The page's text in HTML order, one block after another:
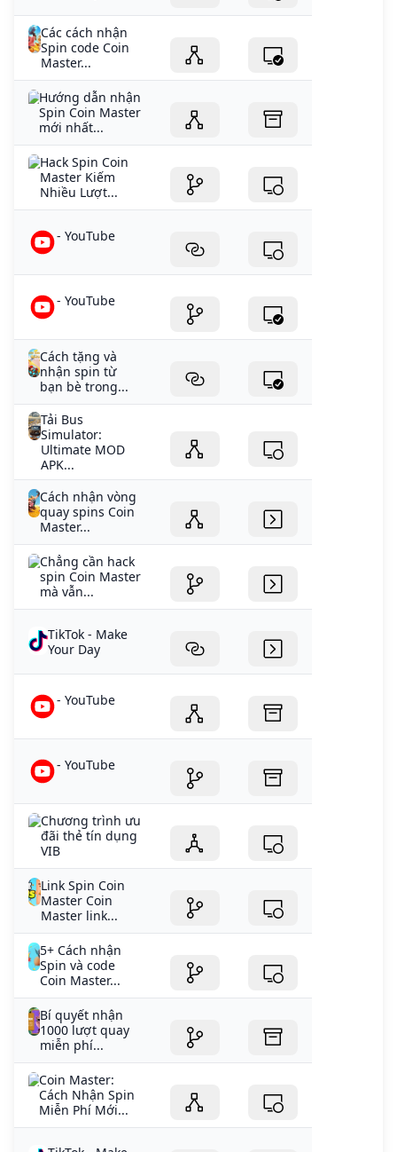
Các cách nhận
Spin code Coin
Master...
Hướng dẫn nhận
Spin Coin Master
mới nhất...
Hack Spin Coin
Master Kiếm
Nhiều Lượt...
- YouTube
- YouTube
Cách tặng và
nhận spin từ
bạn bè trong...
Tải Bus
Simulator:
Ultimate MOD
APK...
Cách nhận vòng
quay spins Coin
Master...
Chẳng cần hack
spin Coin Master
mà vẫn...
TikTok - Make
Your Day
- YouTube
- YouTube
Chương trình ưu
đãi thẻ tín dụng
VIB
Link Spin Coin
Master Coin
Master link...
5+ Cách nhận
Spin và code
Coin Master...
Bí quyết nhận
1000 lượt quay
miễn phí...
Coin Master:
Cách Nhận Spin
Miễn Phí Mới...